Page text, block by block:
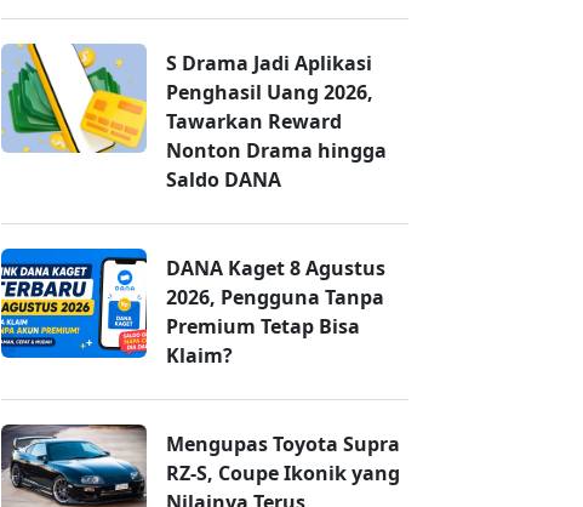
S Drama Jadi Aplikasi
Penghasil Uang 2026,
Tawarkan Reward
Nonton Drama hingga
Saldo DANA
DANA Kaget 8 Agustus
2026, Pengguna Tanpa
Premium Tetap Bisa
Klaim?
Mengupas Toyota Supra
RZ-S, Coupe Ikonik yang